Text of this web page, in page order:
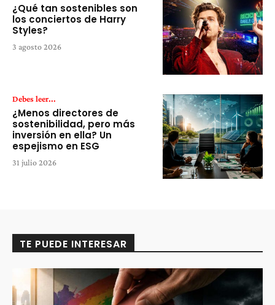
¿Qué tan sostenibles son
los conciertos de Harry
Styles?
3 agosto 2026
Debes leer...
¿Menos directores de
sostenibilidad, pero más
inversión en ella? Un
espejismo en ESG
31 julio 2026
TE PUEDE INTERESAR